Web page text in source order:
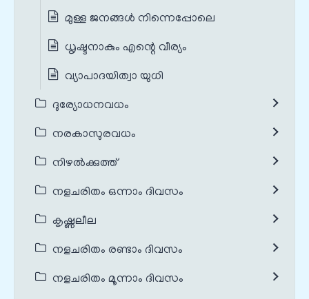
മുള്ള ജനങ്ങൾ നിന്നെപ്പോലെ
ധൃഷ്ടനാകും എന്റെ വീര്യം
വ്യാപാദയിത്വാ യുധി
ദുര്യോധനവധം
നരകാസുരവധം
നിഴൽക്കുത്ത്
നളചരിതം ഒന്നാം ദിവസം
കൃഷ്ണലീല
നളചരിതം രണ്ടാം ദിവസം
നളചരിതം മൂന്നാം ദിവസം